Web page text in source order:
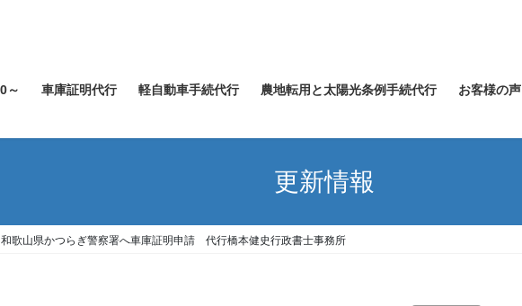
～ 車庫証明代行 軽自動車手続代行 農地転用と太陽光条例手続代行 お客様の声
更新情報
和歌山県かつらぎ警察署へ車庫証明申請 代行橋本健史行政書士事務所